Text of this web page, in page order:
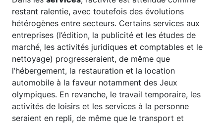
restant ralentie, avec toutefois des évolutions
hétérogènes entre secteurs. Certains services aux
entreprises (l’édition, la publicité et les études de
marché, les activités juridiques et comptables et le
nettoyage) progresseraient, de même que
l’hébergement, la restauration et la location
automobile à la faveur notamment des Jeux
olympiques. En revanche, le travail temporaire, les
activités de loisirs et les services à la personne
seraient en repli, de même que le transport et